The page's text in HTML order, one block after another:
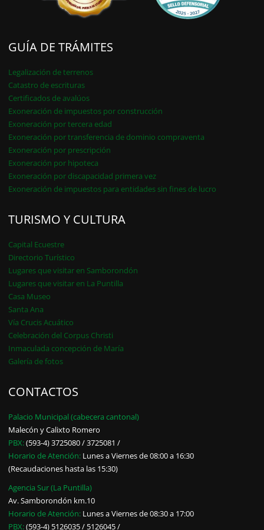
GUÍA DE TRÁMITES
Legalización de terrenos
Catastro de escrituras
Certificados de avalúos
Exoneración de impuestos por construcción
Exoneración por tercera edad
Exoneración por transferencia de dominio compraventa
Exoneración por prescripción
Exoneración por hipoteca
Exoneración por discapacidad primera vez
Exoneración de impuestos para entidades sin fines de lucro
TURISMO Y CULTURA
Capital Ecuestre
Directorio Turístico
Lugares que visitar en Samborondón
Lugares que visitar en La Puntilla
Casa Museo
Santa Ana
Vía Crucis Acuático
Celebración del Corpus Christi
Inmaculada concepción de María
Galería de fotos
CONTACTOS
Palacio Municipal (cabecera cantonal)
Malecón y Calixto Romero
PBX:(593-4) 3725080 / 3725081 /
Horario de Atención: Lunes a Viernes de 08:00 a 16:30
(Recaudaciones hasta las 15:30)
Agencia Sur (La Puntilla)
Av. Samborondón km.10
Horario de Atención: Lunes a Viernes de 08:30 a 17:00
PBX:(593-4) 5126035 / 5126045 /